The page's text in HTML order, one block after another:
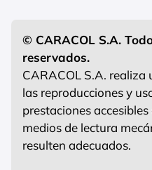
© CARACOL S.A.
reservados.
CARACOL S.A. realiza
las reproducciones y
prestaciones
medios de lectura
resulten adecuados.